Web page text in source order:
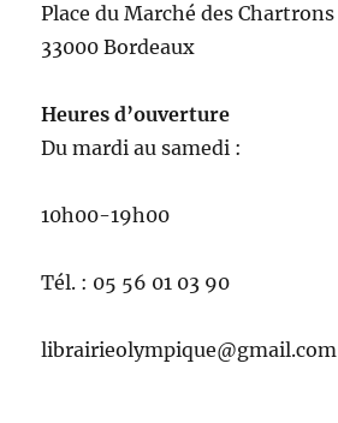
Place du Marché des Chartrons
33000 Bordeaux
Heures d’ouverture
Du mardi au samedi :
10h00-19h00
Tél. : 05 56 01 03 90
librairieolympique@gmail.com